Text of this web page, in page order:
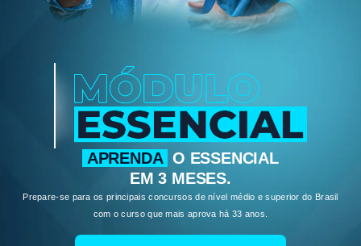
APRENDA O ESSENCIAL
EM 3 MESES.
Prepare-se para os principais concursos de nível médio e superior do Brasil
com o curso que mais aprova há 33 anos.